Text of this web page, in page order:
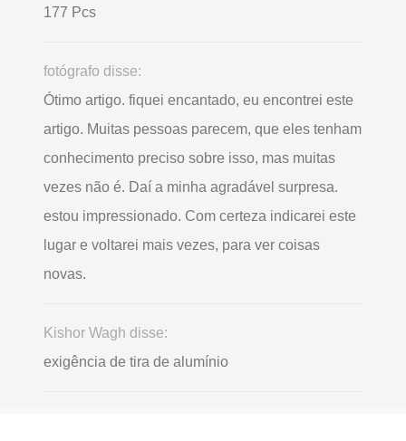
177 Pcs
fotógrafo disse:
Ótimo artigo. fiquei encantado, eu encontrei este
artigo. Muitas pessoas parecem, que eles tenham
conhecimento preciso sobre isso, mas muitas
vezes não é. Daí a minha agradável surpresa.
estou impressionado. Com certeza indicarei este
lugar e voltarei mais vezes, para ver coisas
novas.
Kishor Wagh disse:
exigência de tira de alumínio